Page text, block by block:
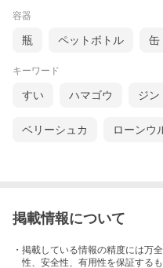
容器
瓶 ペットボトル 缶
キーワード
すい ハマゴウ ジン
ベリーシュカ ローンウ
掲載情報について
・掲載している情報の精度には万
性、安全性、有用性を保証する